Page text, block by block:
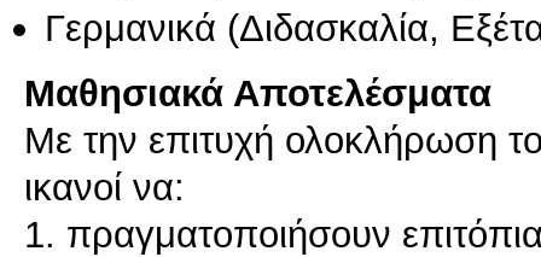
Γερμανικά (Διδασκαλία,
Μαθησιακά Αποτελέσματα
Με την επιτυχή ολοκλήρωση
ικανοί να:
1. πραγματοποιήσουν